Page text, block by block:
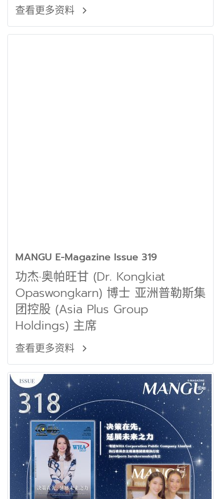
查看更多资料
MANGU E-Magazine Issue 319
功杰·奥帕旺甘 (Dr. Kongkiat
Opaswongkarn) 博士 亚洲普勒斯集
团控股 (Asia Plus Group
Holdings) 主席
查看更多资料